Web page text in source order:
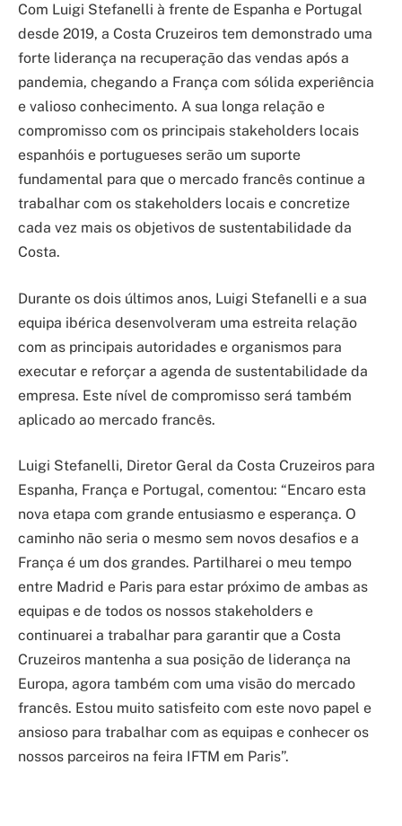
Com Luigi Stefanelli à frente de Espanha e Portugal
desde 2019, a Costa Cruzeiros tem demonstrado uma
forte liderança na recuperação das vendas após a
pandemia, chegando a França com sólida experiência
e valioso conhecimento. A sua longa relação e
compromisso com os principais stakeholders locais
espanhóis e portugueses serão um suporte
fundamental para que o mercado francês continue a
trabalhar com os stakeholders locais e concretize
cada vez mais os objetivos de sustentabilidade da
Costa.
Durante os dois últimos anos, Luigi Stefanelli e a sua
equipa ibérica desenvolveram uma estreita relação
com as principais autoridades e organismos para
executar e reforçar a agenda de sustentabilidade da
empresa. Este nível de compromisso será também
aplicado ao mercado francês.
Luigi Stefanelli, Diretor Geral da Costa Cruzeiros para
Espanha, França e Portugal, comentou: “Encaro esta
nova etapa com grande entusiasmo e esperança. O
caminho não seria o mesmo sem novos desafios e a
França é um dos grandes. Partilharei o meu tempo
entre Madrid e Paris para estar próximo de ambas as
equipas e de todos os nossos stakeholders e
continuarei a trabalhar para garantir que a Costa
Cruzeiros mantenha a sua posição de liderança na
Europa, agora também com uma visão do mercado
francês. Estou muito satisfeito com este novo papel e
ansioso para trabalhar com as equipas e conhecer os
nossos parceiros na feira IFTM em Paris”.